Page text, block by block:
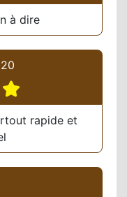
à dire
rapide et